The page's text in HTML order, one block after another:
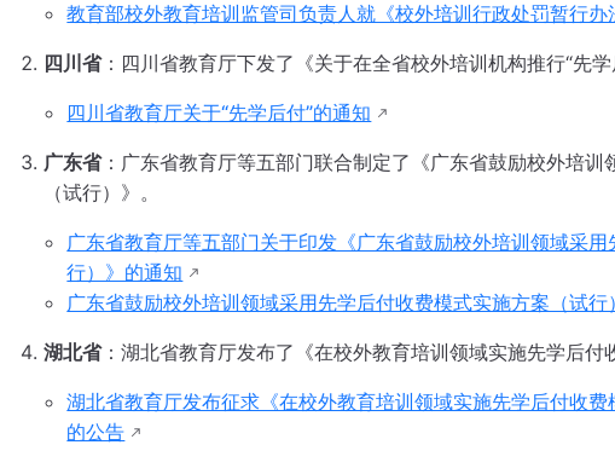
教育部校外教育培训监管司负责人就《校外培训行政处罚暂行办
四川省：四川省教育厅下发了《关于在全省校外培训机构推行“先学
四川省教育厅关于“先学后付”的通知
广东省：广东省教育厅等五部门联合制定了《广东省鼓励校外培训
（试行）》。
广东省教育厅等五部门关于印发《广东省鼓励校外培训领域采
行）》的通知
广东省鼓励校外培训领域采用先学后付收费模式实施方案（试行）
湖北省：湖北省教育厅发布了《在校外教育培训领域实施先学后付
湖北省教育厅发布征求《在校外教育培训领域实施先学后付收
的公告